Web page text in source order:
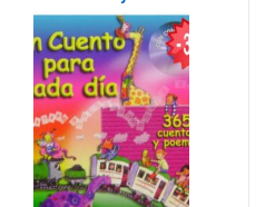
Oceano